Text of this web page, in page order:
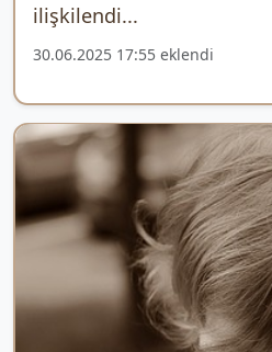
ilişkilendi...
30.06.2025 17:55 eklendi